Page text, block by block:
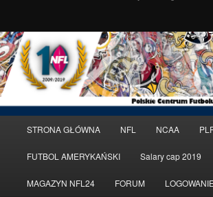
główne
Przeskocz
do
tekstu
Przeskocz
do
widgetów
STRONA GŁÓWNA NFL NCAA
FUTBOL AMERYKAŃSKI Salary cap 2019
MAGAZYN NFL24 FORUM